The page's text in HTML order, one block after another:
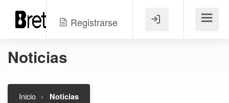
Registrarse Menú
Noticias
Inicio Noticias